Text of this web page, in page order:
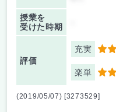
授業を
受けた時期
評価
充実 4
楽単 5
(2019/05/07) [3273529]